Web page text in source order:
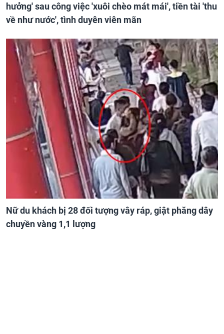
hưởng' sau công việc 'xuôi chèo mát mái', tiền tài 'thu
về như nước', tình duyên viên mãn
Nữ du khách bị 28 đối tượng vây ráp, giật phăng dây
chuyền vàng 1,1 lượng